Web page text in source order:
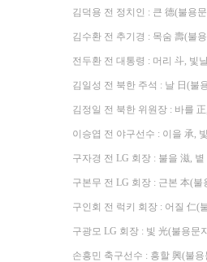
김덕용 전 정치인 : 큰 德(불용
김수환 전 추기경 : 목숨 壽(불
전두환 전 대통령 : 머리 斗, 빛
김일성 전 북한 주석 : 날 日(불
김정일 전 북한 위원장 : 바를
이승엽 전 야구선수 : 이을 承,
구자경 전 LG 회장 : 불을 滋,
구본무 전 LG 회장 : 근본 本(불
구인회 전 럭키 회장 : 어질 仁(
구광모 LG 회장 : 빛 光(불용문
손흥민 축구선수 : 흥할 興(불